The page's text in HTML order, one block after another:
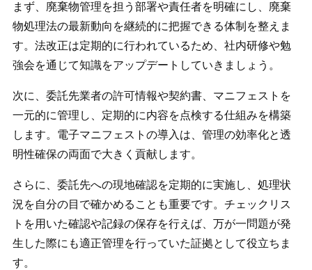
まず、廃棄物管理を担う部署や責任者を明確にし、廃棄
物処理法の最新動向を継続的に把握できる体制を整えま
す。法改正は定期的に行われているため、社内研修や勉
強会を通じて知識をアップデートしていきましょう。
次に、委託先業者の許可情報や契約書、マニフェストを
一元的に管理し、定期的に内容を点検する仕組みを構築
します。電子マニフェストの導入は、管理の効率化と透
明性確保の両面で大きく貢献します。
さらに、委託先への現地確認を定期的に実施し、処理状
況を自分の目で確かめることも重要です。チェックリス
トを用いた確認や記録の保存を行えば、万が一問題が発
生した際にも適正管理を行っていた証拠として役立ちま
す。